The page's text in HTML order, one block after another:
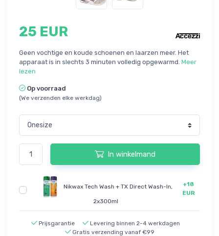
25 EUR
Geen vochtige en koude schoenen en laarzen meer. Het
apparaat is in slechts 3 minuten volledig opgewarmd. Meer
lezen
Op voorraad
(We verzenden elke werkdag)
In winkelmand
Nikwax Tech Wash + TX Direct Wash-In,
2x300ml
+18
EUR
Prijsgarantie
Levering binnen 2-4 werkdagen
Gratis verzending vanaf €99